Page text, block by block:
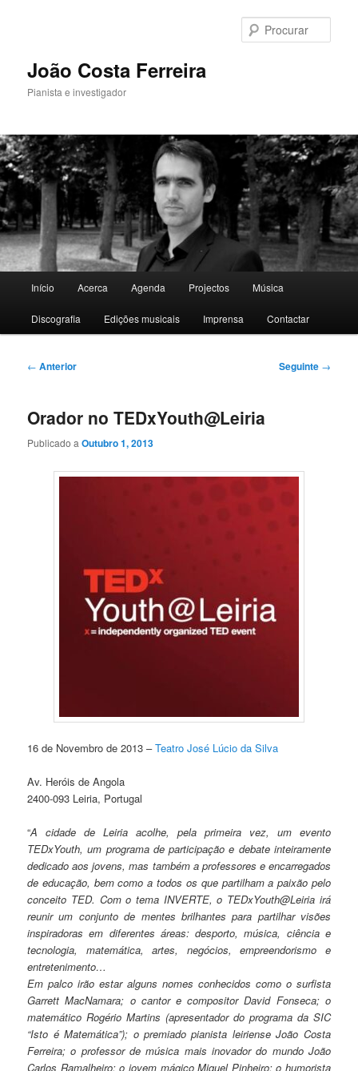
primárioJoão Costa Ferreira
Pianista e investigador
principal
Início Acerca Agenda Projectos Música
Discografia Edições musicais Imprensa Contactar
Navegação
← Anterior Seguinte →
Orador no TEDxYouth@Leiria
Publicado aOutubro 1, 2013
16 de Novembro de 2013 –Teatro José Lúcio da Silva
Av. Heróis de Angola
2400-093 Leiria, Portugal
“A cidade de Leiria acolhe, pela primeira vez, um evento
TEDxYouth, um programa de participação e debate inteiramente
dedicado aos jovens, mas também a professores e encarregados
de educação, bem como a todos os que partilham a paixão pelo
conceito TED. Com o tema INVERTE, o TEDxYouth@Leiria irá
reunir um conjunto de mentes brilhantes para partilhar visões
inspiradoras em diferentes áreas: desporto, música, ciência e
tecnologia, matemática, artes, negócios, empreendorismo e
entretenimento…
Em palco irão estar alguns nomes conhecidos como o surfista
Garrett MacNamara; o cantor e compositor David Fonseca; o
matemático Rogério Martins (apresentador do programa da SIC
“Isto é Matemática”); o premiado pianista leiriense João Costa
Ferreira; o professor de música mais inovador do mundo João
Carlos Ramalheiro; o jovem mágico Miguel Pinheiro; o humorista